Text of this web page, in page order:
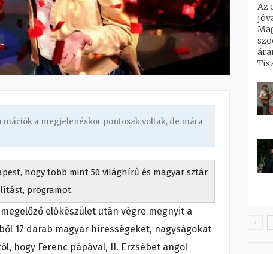
a megjelenéskor pontosak voltak, de mára
hogy több mint 50 világhírű és magyar sztár
programot.
előkészület után végre megnyit a
17 darab magyar hírességeket, nagyságokat
hogy Ferenc pápával, II. Erzsébet angol
Az